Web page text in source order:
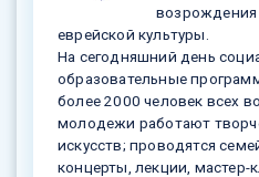
возрождения
еврейской культуры.
На сегодняшний день
образовательные
более 2000 человек всех
молодежи работают
искусств; проводятся
концерты, лекции, мастер-